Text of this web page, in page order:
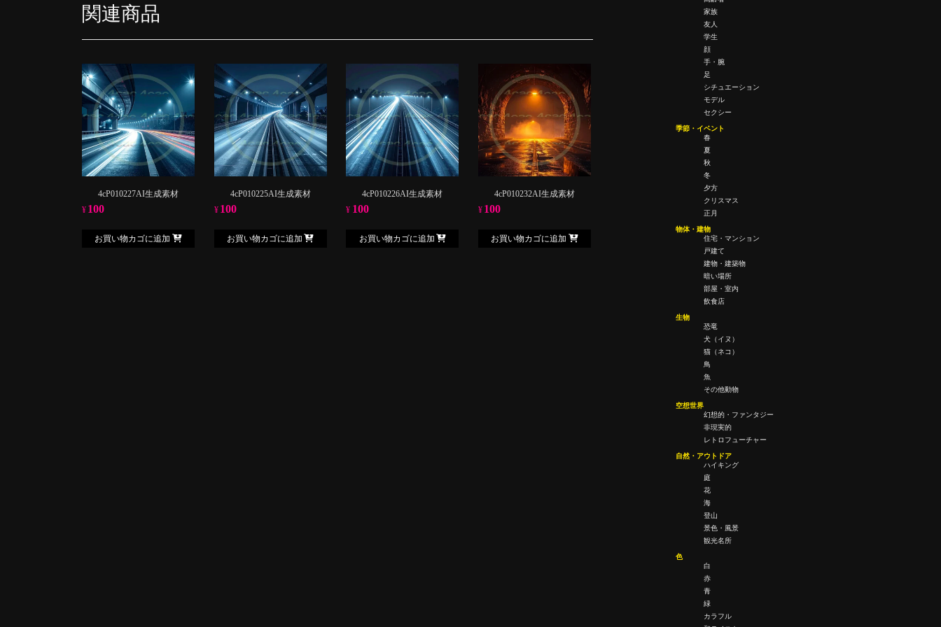
関連商品
4cP010227AI生成素材
¥ 100
お買い物カゴに追加
4cP010225AI生成素材
¥ 100
お買い物カゴに追加
4cP010226AI生成素材
¥ 100
お買い物カゴに追加
4cP010232AI生成素材
¥ 100
お買い物カゴに追加
家族
友人
学生
顔
手・腕
足
シチュエーション
モデル
セクシー
季節・イベント
春
夏
秋
冬
夕方
クリスマス
正月
物体・建物
住宅・マンション
戸建て
建物・建築物
暗い場所
部屋・室内
飲食店
生物
恐竜
犬（イヌ）
猫（ネコ）
鳥
魚
その他動物
空想世界
幻想的・ファンタジー
非現実的
レトロフューチャー
自然・アウトドア
ハイキング
庭
花
海
登山
景色・風景
観光名所
色
白
赤
青
緑
カラフル